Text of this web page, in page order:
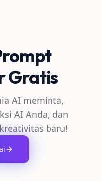
Gratis
AI meminta,
AI Anda, dan
baru!